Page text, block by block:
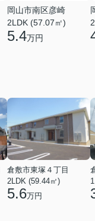
岡山市南区彦崎
2LDK (57.07㎡)
5.4万円
倉敷市東塚４丁目
2LDK (59.44㎡)
5.6万円